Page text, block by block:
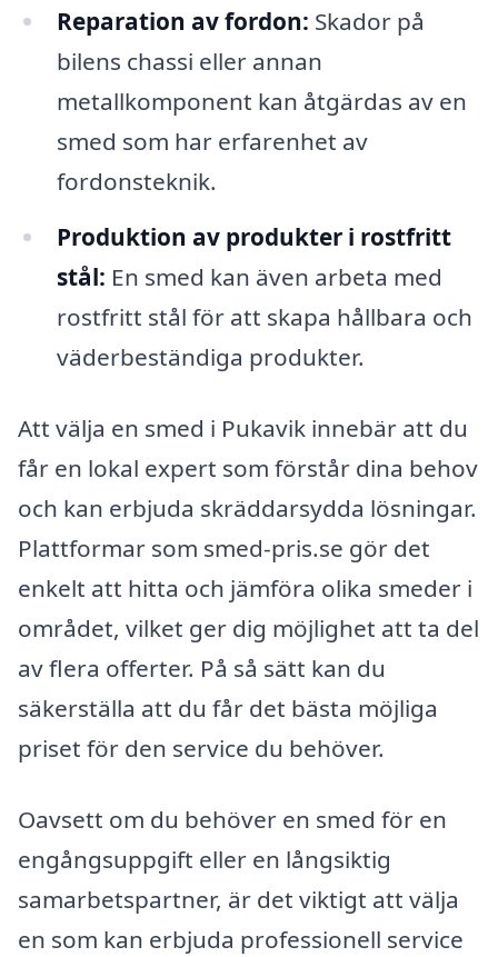
Reparation av fordon: Skador på
bilens chassi eller annan
metallkomponent kan åtgärdas av en
smed som har erfarenhet av
fordonsteknik.
Produktion av produkter i rostfritt
stål: En smed kan även arbeta med
rostfritt stål för att skapa hållbara och
väderbeständiga produkter.
Att välja en smed i Pukavik innebär att du
får en lokal expert som förstår dina behov
och kan erbjuda skräddarsydda lösningar.
Plattformar som smed-pris.se gör det
enkelt att hitta och jämföra olika smeder i
området, vilket ger dig möjlighet att ta del
av flera offerter. På så sätt kan du
säkerställa att du får det bästa möjliga
priset för den service du behöver.
Oavsett om du behöver en smed för en
engångsuppgift eller en långsiktig
samarbetspartner, är det viktigt att välja
en som kan erbjuda professionell service